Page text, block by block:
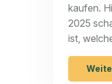
kaufen.
2025
ist,
welche